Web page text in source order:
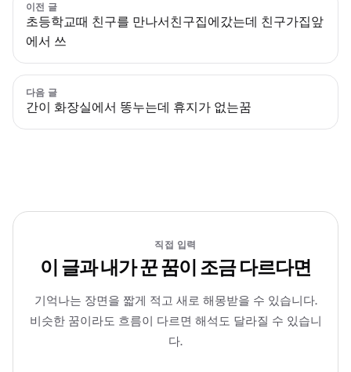
이전 글
초등학교때 친구를 만나서친구집에갔는데 친구가집앞
에서 쓰
다음 글
간이 화장실에서 똥누는데 휴지가 없는꿈
직접 입력
이 글과 내가 꾼 꿈이 조금 다르다면
기억나는 장면을 짧게 적고 새로 해몽받을 수 있습니다.
비슷한 꿈이라도 흐름이 다르면 해석도 달라질 수 있습니
다.